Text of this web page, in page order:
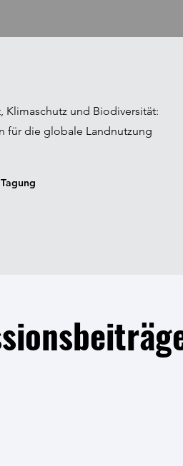
Klimaschutz und Biodiversität:
für die globale Landnutzung